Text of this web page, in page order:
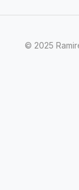
© 2025